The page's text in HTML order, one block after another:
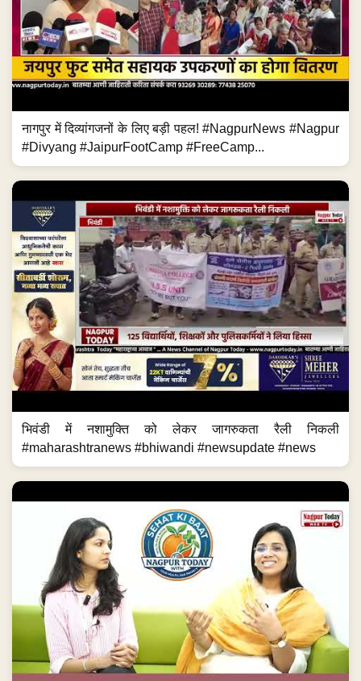
नागपुर में दिव्यांगजनों के लिए बड़ी पहल! #NagpurNews #Nagpur
#Divyang #JaipurFootCamp #FreeCamp...
भिवंडी में नशामुक्ति को लेकर जागरुकता रैली निकली
#maharashtranews #bhiwandi #newsupdate #news